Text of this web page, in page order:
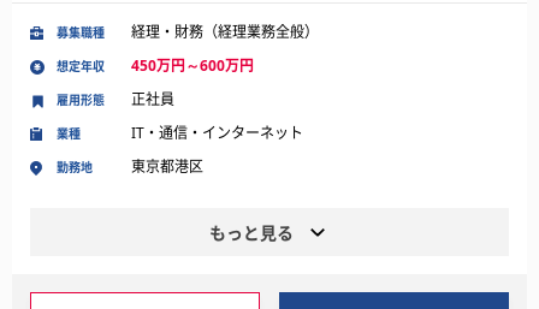
募集職種 経理・財務（経理業務全般）
想定年収 450万円～600万円
業種 IT・通信・インターネット
勤務地 東京都港区
雇用形態 正社員
もっと見る